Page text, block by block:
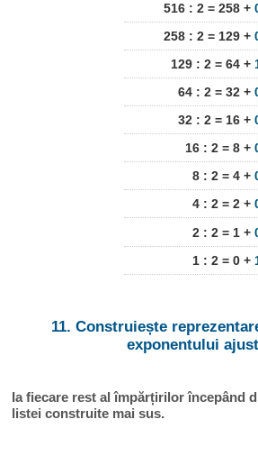
516 : 2 = 258 +
258 : 2 = 129 +
129 : 2 = 64 +
64 : 2 = 32 +
32 : 2 = 16 +
16 : 2 = 8 +
8 : 2 = 4 +
4 : 2 = 2 +
2 : 2 = 1 +
1 : 2 = 0 +
11. Construiește
exponentului
Ia fiecare rest al împărțirilor începând
listei construite mai sus.